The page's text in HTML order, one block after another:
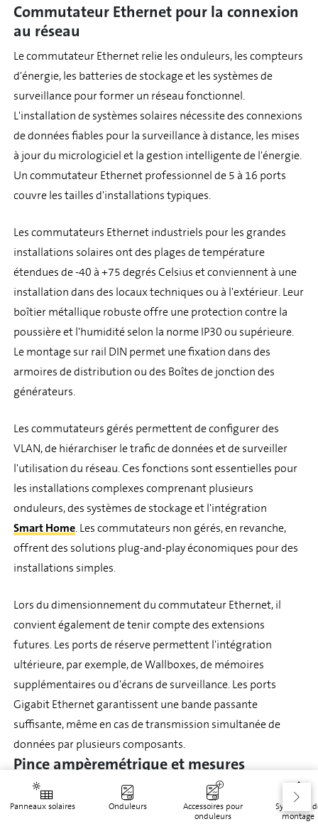
Panneaux solaires Onduleurs
Accessoires pour
onduleurs
Systèmes
montage
Commutateur Ethernet pour la connexion
au réseau
Le commutateur Ethernet relie les onduleurs, les compteurs
d'énergie, les batteries de stockage et les systèmes de
surveillance pour former un réseau fonctionnel.
L'installation de systèmes solaires nécessite des connexions
de données fiables pour la surveillance à distance, les mises
à jour du micrologiciel et la gestion intelligente de l'énergie.
Un commutateur Ethernet professionnel de 5 à 16 ports
couvre les tailles d'installations typiques.
Les commutateurs Ethernet industriels pour les grandes
installations solaires ont des plages de température
étendues de -40 à +75 degrés Celsius et conviennent à une
installation dans des locaux techniques ou à l'extérieur. Leur
boîtier métallique robuste offre une protection contre la
poussière et l'humidité selon la norme IP30 ou supérieure.
Le montage sur rail DIN permet une fixation dans des
armoires de distribution ou des Boîtes de jonction des
générateurs.
Les commutateurs gérés permettent de configurer des
VLAN, de hiérarchiser le trafic de données et de surveiller
l'utilisation du réseau. Ces fonctions sont essentielles pour
les installations complexes comprenant plusieurs
onduleurs, des systèmes de stockage et l'intégration
Smart Home. Les commutateurs non gérés, en revanche,
offrent des solutions plug-and-play économiques pour des
installations simples.
Lors du dimensionnement du commutateur Ethernet, il
convient également de tenir compte des extensions
futures. Les ports de réserve permettent l'intégration
ultérieure, par exemple, de Wallboxes, de mémoires
supplémentaires ou d'écrans de surveillance. Les ports
Gigabit Ethernet garantissent une bande passante
suffisante, même en cas de transmission simultanée de
données par plusieurs composants.
Pince ampèremétrique et mesures
électriques
La pince ampèremétrique est un outil de mesure